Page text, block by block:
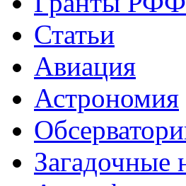
Статьи
Авиация
Астрономия
Загадочные